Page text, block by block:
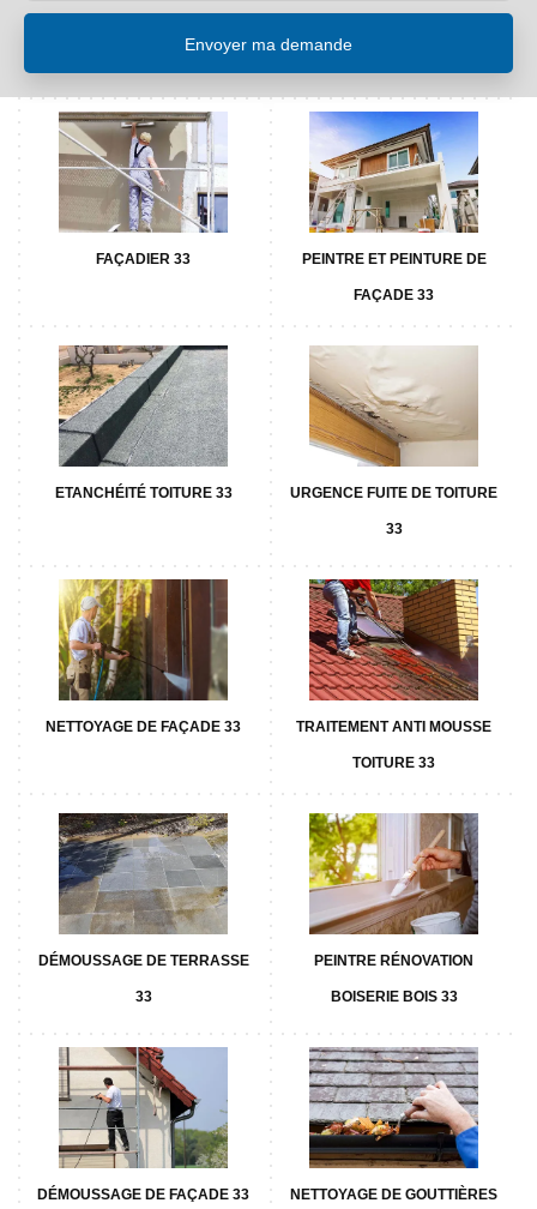
FAÇADIER 33 PEINTRE ET PEINTURE DE
FAÇADE 33
ETANCHÉITÉ TOITURE 33 URGENCE FUITE DE TOITURE
33
NETTOYAGE DE FAÇADE 33 TRAITEMENT ANTI MOUSSE
TOITURE 33
DÉMOUSSAGE DE TERRASSE
33
PEINTRE RÉNOVATION
BOISERIE BOIS 33
DÉMOUSSAGE DE FAÇADE 33 NETTOYAGE DE GOUTTIÈRES